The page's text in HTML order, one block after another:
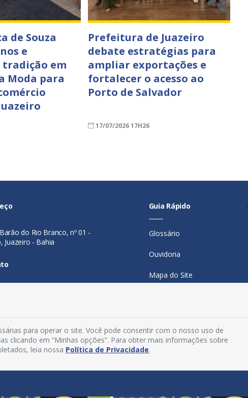
de Souza
e
em
Moda para
Prefeitura de Juazeiro
debate estratégias para
ampliar exportações e
fortalecer o acesso ao
Porto de Salvador
17/07/2026 17H26
do Rio Branco, nº 01 -
Juazeiro - Bahia
a sexta-feira, das 08h às
Guia Rápido
Glossário
Ouvidoria
Mapa do Site
Manual de Navegação
Política de Privacidade
para operar o site. Você pode consentir com o nosso uso de
clicando em “Minhas opções”. Para obter mais informações sobre
leia nossa Política de Privacidade.